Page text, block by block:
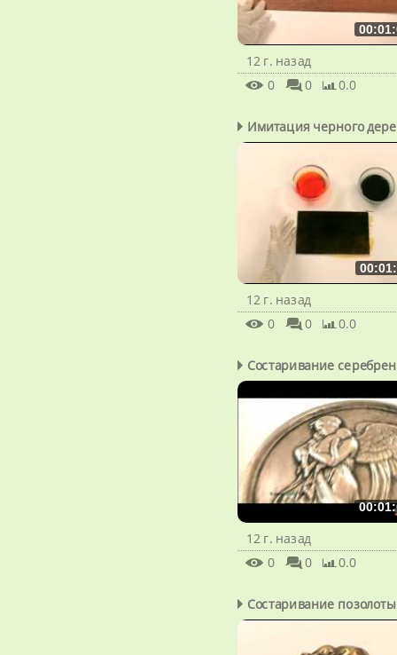
12 г. назад
0
0 0.0
Имитация черного
12 г. назад
0
0 0.0
Состаривание
12 г. назад
0
0 0.0
Состаривание позолоты